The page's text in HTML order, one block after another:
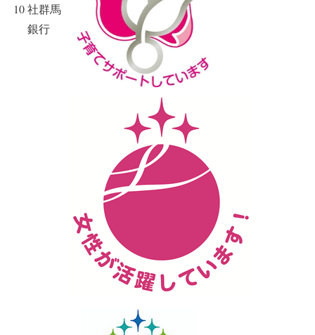
10社群馬
銀行